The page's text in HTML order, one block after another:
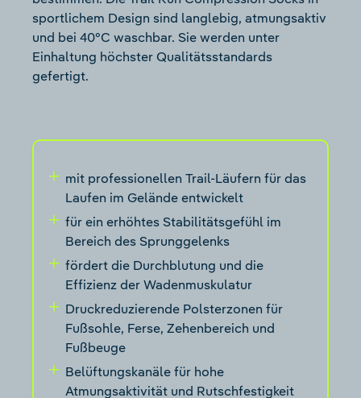
sportlichem Design sind langlebig, atmungsaktiv
und bei 40°C waschbar. Sie werden unter
Einhaltung höchster Qualitätsstandards
gefertigt.
mit professionellen Trail-Läufern für das
Laufen im Gelände entwickelt
für ein erhöhtes Stabilitätsgefühl im
Bereich des Sprunggelenks
fördert die Durchblutung und die
Effizienz der Wadenmuskulatur
Druckreduzierende Polsterzonen für
Fußsohle, Ferse, Zehenbereich und
Fußbeuge
Belüftungskanäle für hohe
Atmungsaktivität und Rutschfestigkeit